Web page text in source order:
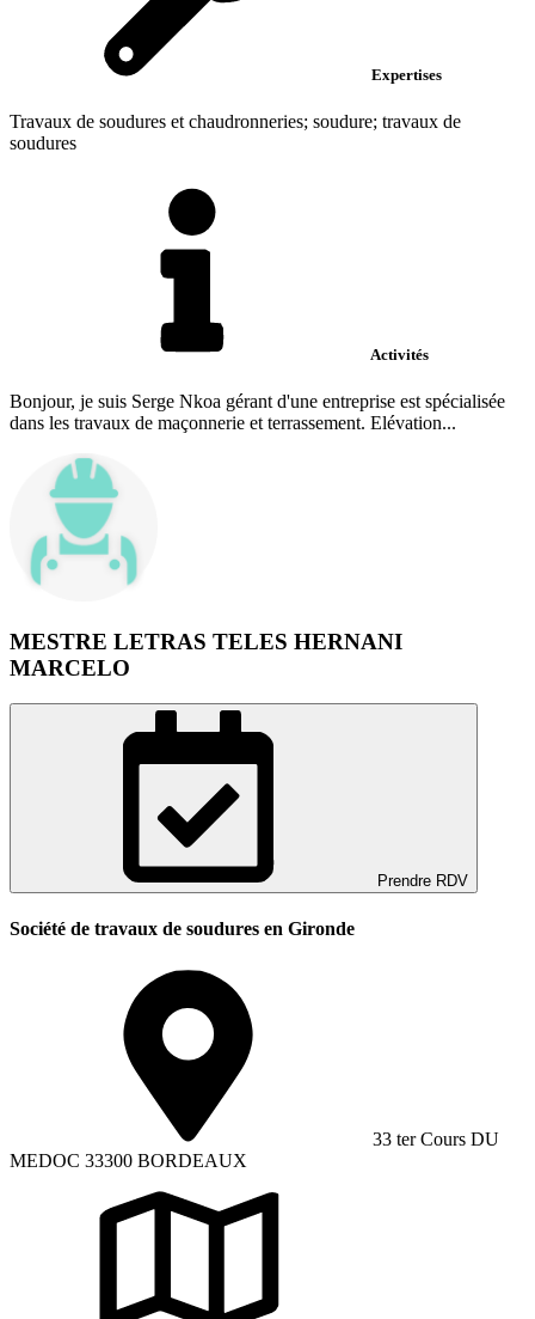
Expertises
Travaux de soudures et chaudronneries; soudure; travaux de
soudures
Activités
Bonjour, je suis Serge Nkoa gérant d'une entreprise est spécialisée
dans les travaux de maçonnerie et terrassement. Elévation...
MESTRE LETRAS TELES HERNANI
MARCELO
Prendre RDV
Société de travaux de soudures en Gironde
33 ter Cours DU
MEDOC 33300 BORDEAUX